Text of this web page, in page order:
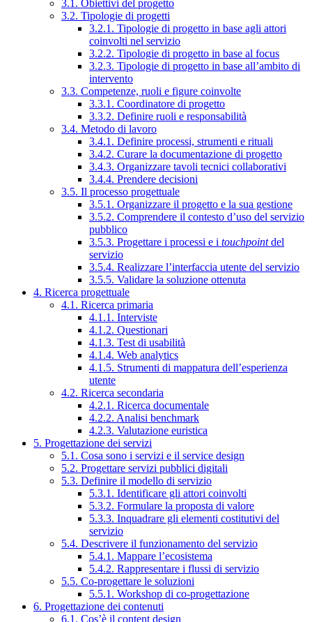
3.1. Obiettivi del progetto
3.2. Tipologie di progetti
3.2.1. Tipologie di progetto in base agli attori
coinvolti nel servizio
3.2.2. Tipologie di progetto in base al focus
3.2.3. Tipologie di progetto in base all’ambito di
intervento
3.3. Competenze, ruoli e figure coinvolte
3.3.1. Coordinatore di progetto
3.3.2. Definire ruoli e responsabilità
3.4. Metodo di lavoro
3.4.1. Definire processi, strumenti e rituali
3.4.2. Curare la documentazione di progetto
3.4.3. Organizzare tavoli tecnici collaborativi
3.4.4. Prendere decisioni
3.5. Il processo progettuale
3.5.1. Organizzare il progetto e la sua gestione
3.5.2. Comprendere il contesto d’uso del servizio
pubblico
3.5.3. Progettare i processi e i touchpointdel
servizio
3.5.4. Realizzare l’interfaccia utente del servizio
3.5.5. Validare la soluzione ottenuta
4. Ricerca progettuale
4.1. Ricerca primaria
4.1.1. Interviste
4.1.2. Questionari
4.1.3. Test di usabilità
4.1.4. Web analytics
4.1.5. Strumenti di mappatura dell’esperienza
utente
4.2. Ricerca secondaria
4.2.1. Ricerca documentale
4.2.2. Analisi benchmark
4.2.3. Valutazione euristica
5. Progettazione dei servizi
5.1. Cosa sono i servizi e il service design
5.2. Progettare servizi pubblici digitali
5.3. Definire il modello di servizio
5.3.1. Identificare gli attori coinvolti
5.3.2. Formulare la proposta di valore
5.3.3. Inquadrare gli elementi costitutivi del
servizio
5.4. Descrivere il funzionamento del servizio
5.4.1. Mappare l’ecosistema
5.4.2. Rappresentare i flussi di servizio
5.5. Co-progettare le soluzioni
5.5.1. Workshop di co-progettazione
6. Progettazione dei contenuti
6.1. Cos’è il content design